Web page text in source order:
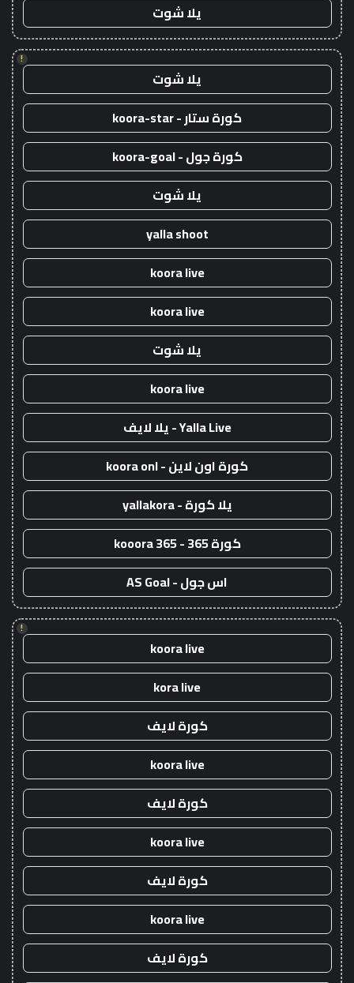
يلا شوت
!
يلا شوت
كورة ستار - koora-star
كورة جول - koora-goal
يلا شوت
yalla shoot
koora live
koora live
يلا شوت
koora live
Yalla Live - يلا لايف
كورة اون لاين - koora onl
يلا كورة - yallakora
كورة 365 - kooora 365
اس جول - AS Goal
!
koora live
kora live
كورة لايف
koora live
كورة لايف
koora live
كورة لايف
koora live
كورة لايف